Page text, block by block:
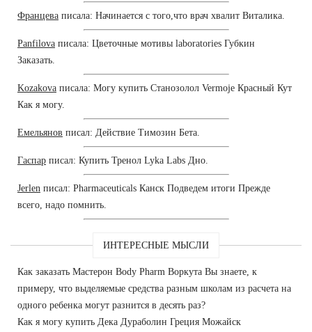
Францева писала: Начинается с того,что врач хвалит Виталика.
Panfilova писала: Цветочные мотивы laboratories Губкин
Заказать.
Kozakova писала: Могу купить Станозолол Vermoje Красный Кут
Как я могу.
Емельянов писал: Действие Tимозин Бета.
Гаспар писал: Купить Тренол Lyka Labs Дно.
Jerlen писал: Pharmaceuticals Канск Подведем итоги Прежде
всего, надо помнить.
ИНТЕРЕСНЫЕ МЫСЛИ
Как заказать Мастерон Body Pharm Воркута Вы знаете, к
примеру, что выделяемые средства разным школам из расчета на
одного ребенка могут разнится в десять раз?
Как я могу купить Дека Дураболин Греция Можайск